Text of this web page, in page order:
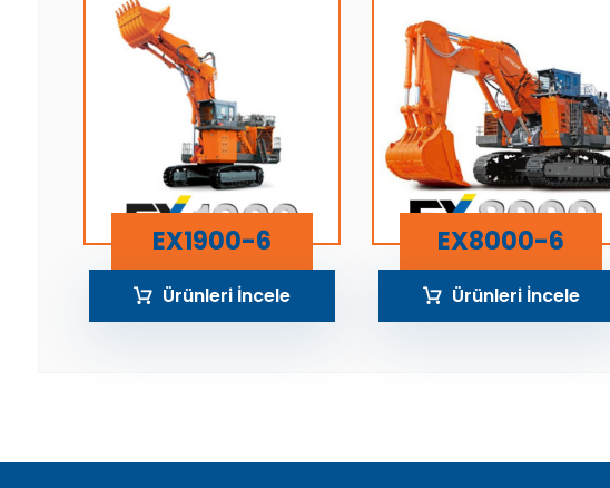
EX1900-6
Ürünleri İncele
EX8000-6
Ürünleri İncele